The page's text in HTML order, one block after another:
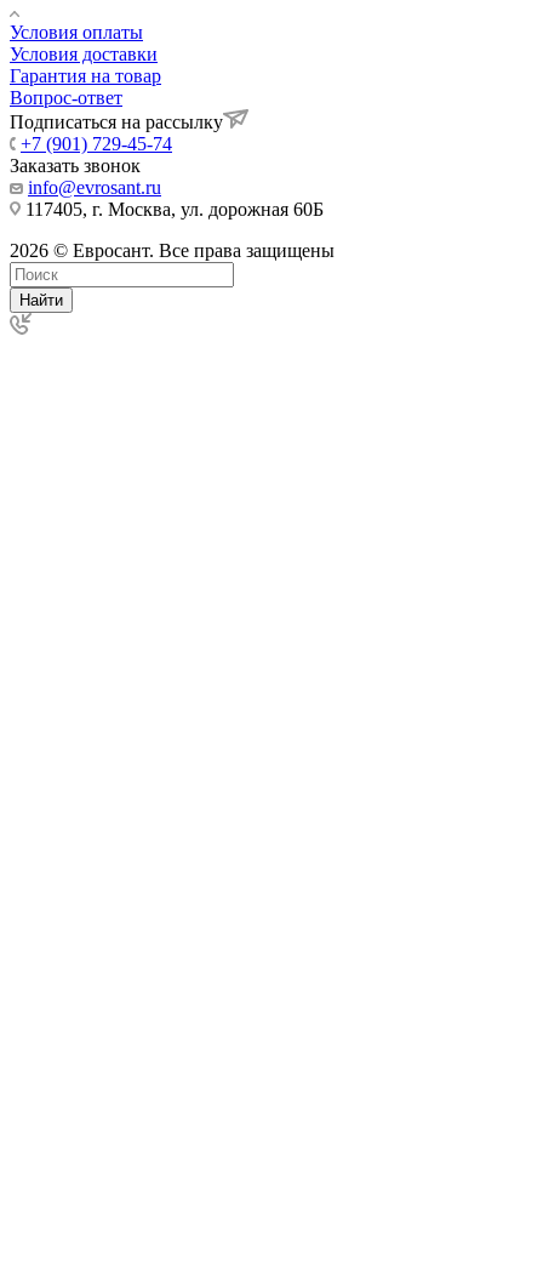
Условия оплаты
Условия доставки
Гарантия на товар
Вопрос-ответ
Подписаться на рассылку
+7 (901) 729-45-74
Заказать звонок
info@evrosant.ru
117405, г. Москва, ул. дорожная 60Б
2026 © Евросант. Все права защищены
Найти